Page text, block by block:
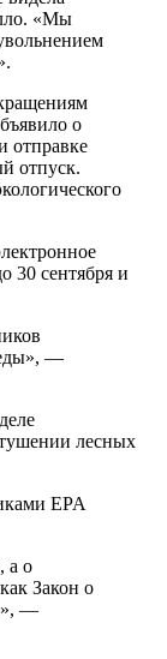
«Мы
о
отправке
отпуск.
30 сентября и
—
лесных
EPA
а о
Закон о
—